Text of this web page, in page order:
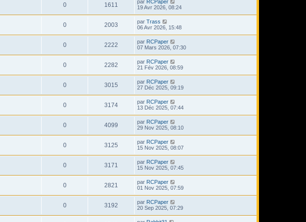
0 1611 par RCPaper
19 Avr 2026, 08:24
0 2003 par Trass
06 Avr 2026, 15:48
0 2222 par RCPaper
07 Mars 2026, 07:30
0 2282 par RCPaper
21 Fév 2026, 08:59
0 3015 par RCPaper
27 Déc 2025, 09:19
0 3174 par RCPaper
13 Déc 2025, 07:44
0 4099 par RCPaper
29 Nov 2025, 08:10
0 3125 par RCPaper
15 Nov 2025, 08:07
0 3171 par RCPaper
15 Nov 2025, 07:45
0 2821 par RCPaper
01 Nov 2025, 07:59
0 3192 par RCPaper
20 Sep 2025, 07:29